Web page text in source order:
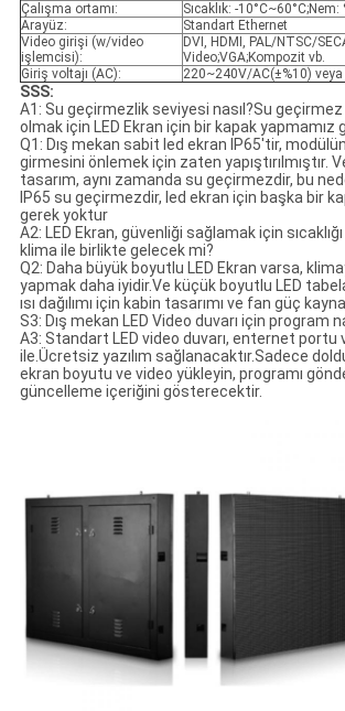
Çalışma ortamı:
Sıcaklık: -
Arayüz:
Standart Ethernet
Video girişi (w/video
işlemcisi):
DVI, HDMI, PAL/NTSC/
Video;VGA;Kompozit vb.
Giriş voltajı (AC):
220~240V/AC(±%10)
SSS:
A1: Su geçirmezlik seviyesi nasıl?Su
olmak için LED Ekran için bir kapak yapmamız
Q1: Dış mekan sabit led ekran IP65'tir,
girmesini önlemek için zaten yapıştırılmıştır.
tasarım, aynı zamanda su geçirmezdir, bu
IP65 su geçirmezdir, led ekran için başka bir
gerek yoktur
A2: LED Ekran, güvenliği sağlamak için
klima ile birlikte gelecek mi?
Q2: Daha büyük boyutlu LED Ekran varsa,
yapmak daha iyidir.Ve küçük boyutlu LED
ısı dağılımı için kabin tasarımı ve fan güç
S3: Dış mekan LED Video duvarı için program
A3: Standart LED video duvarı, enternet portu
ile.Ücretsiz yazılım sağlanacaktır.Sadece
ekran boyutu ve video yükleyin, programı
güncelleme içeriğini gösterecektir.